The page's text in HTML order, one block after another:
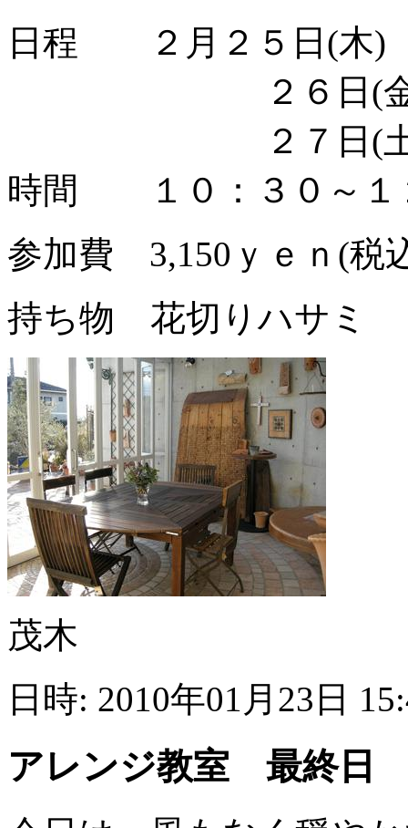
日程 ２月２５日(木)
２６日(
２７日(
時間 １０：３０～１
参加費 3,150ｙｅｎ(
持ち物 花切りハサミ
茂木
日時: 2010年01月23日
アレンジ教室 最終日